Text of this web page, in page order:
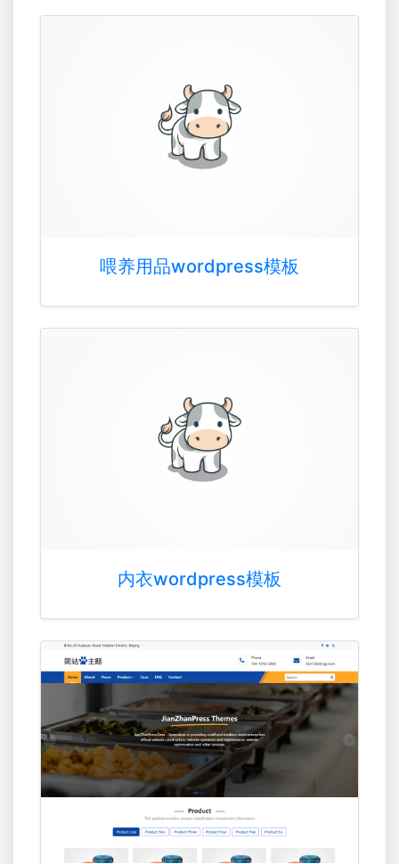
喂养用品wordpress模板
内衣wordpress模板